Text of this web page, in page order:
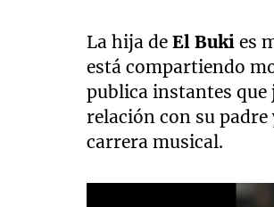
La hija deEl Bukies
está compartiendo
publica instantes
relación con su
carrera musical.